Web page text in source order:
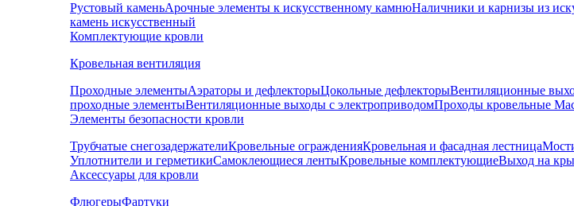
Рустовый каменьАрочные элементы к искусственному камнюНаличники и карнизы из
камень искусственный
Комплектующие кровли
Кровельная вентиляция
Проходные элементыАэраторы и дефлекторыЦокольные дефлекторыВентиляционные
проходные элементыВентиляционные выходы с электроприводомПроходы кровельные
Элементы безопасности кровли
Трубчатые снегозадержателиКровельные огражденияКровельная и фасадная лестница
Уплотнители и герметикиСамоклеющиеся лентыКровельные комплектующиеВыход на
Аксессуары для кровли
ФлюгерыФартуки